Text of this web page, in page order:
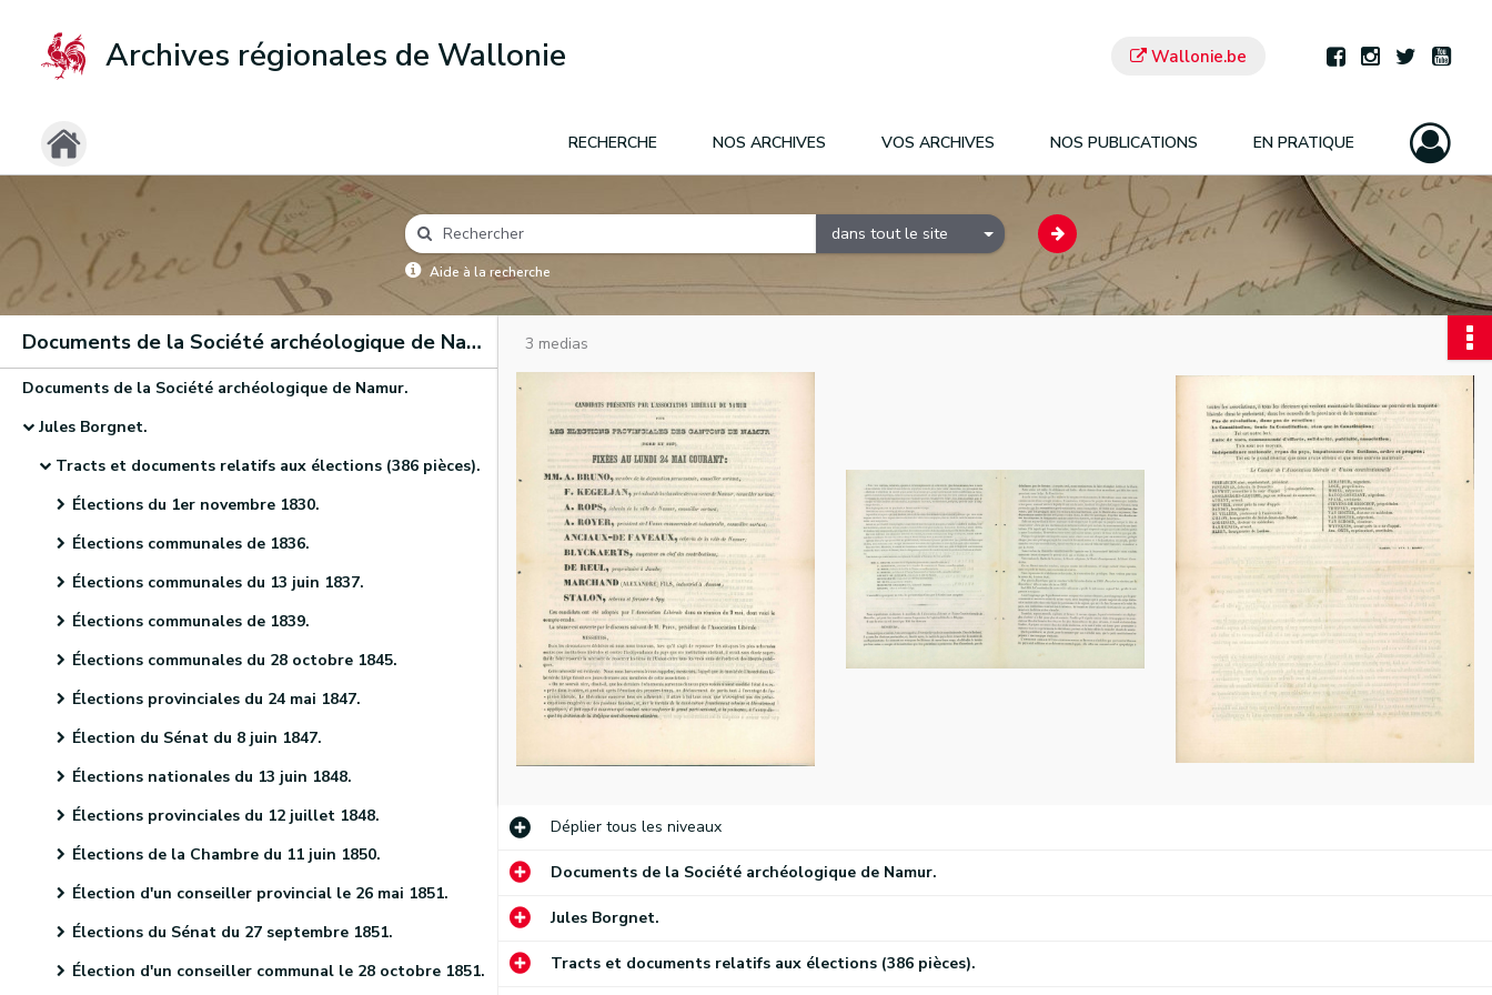
Archives régionales de Wallonie Wallonie.be
RECHERCHE NOS ARCHIVES VOS ARCHIVES NOS PUBLICATIONS EN PRATIQUE
dans tout le site
Aide à la recherche
Documents de la Société archéologique de Namur
Documents de la Société archéologique de Namur.
Jules Borgnet.
Tracts et documents relatifs aux élections (386 pièces).
Élections du 1er novembre 1830.
Élections communales de 1836.
Élections communales du 13 juin 1837.
Élections communales de 1839.
Élections communales du 28 octobre 1845.
Élections provinciales du 24 mai 1847.
Élection du Sénat du 8 juin 1847.
Élections nationales du 13 juin 1848.
Élections provinciales du 12 juillet 1848.
Élections de la Chambre du 11 juin 1850.
Élection d'un conseiller provincial le 26 mai 1851.
Élections du Sénat du 27 septembre 1851.
Élection d'un conseiller communal le 28 octobre 1851.
3 medias
Dépliertous les niveaux
Documents de la Société archéologique de Namur.
Jules Borgnet.
Tracts et documents relatifs aux élections (386 pièces).